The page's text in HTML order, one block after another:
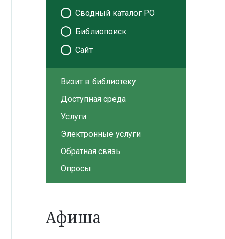
Сводный каталог РО
Библиопоиск
Сайт
Визит в библиотеку
Доступная среда
Услуги
Электронные услуги
Обратная связь
Опросы
Афиша